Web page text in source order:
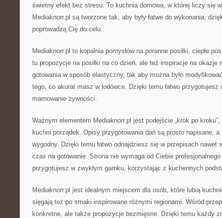
świetny efekt bez stresu. To kuchnia domowa, w której liczy się
Mediaknorr.pl są tworzone tak, aby były łatwe do wykonania,
poprowadzą Cię do celu.
Mediaknorr.pl to kopalnia pomysłów na poranne posiłki, ciepłe
tu propozycje na posiłki na co dzień, ale też inspiracje na okazje
gotowania w sposób elastyczny, tak aby można było
tego, co akurat masz w lodówce. Dzięki temu łatwo
marnowanie żywności.
Ważnym elementem Mediaknorr.pl jest podejście „krok po
kuchni porządek. Opisy przygotowania dań są prosto napisane, a
wygodny. Dzięki temu łatwo odnajdziesz się w przepisach nawet
czas na gotowanie. Strona nie wymaga od Ciebie
przygotujesz w zwykłym garnku, korzystając z kuchennych
Mediaknorr.pl jest idealnym miejscem dla osób, które lubią
sięgają też po smaki inspirowane różnymi regionami. Wśród
konkretne, ale także propozycje bezmięsne. Dzięki temu każdy